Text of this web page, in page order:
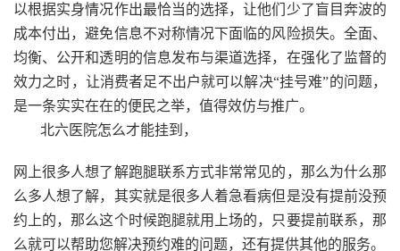
以根据实身情况作出最恰当的选择，让他们少了盲目奔波的
成本付出，避免信息不对称情况下面临的风险损失。全面、
均衡、公开和透明的信息发布与渠道选择，在强化了监督的
效力之时，让消费者足不出户就可以解决“挂号难”的问题，
是一条实实在在的便民之举，值得效仿与推广。
北六医院怎么才能挂到，
网上很多人想了解跑腿联系方式非常常见的，那么为什么那
么多人想了解，其实就是很多人着急看病但是没有提前没预
约上的，那么这个时候跑腿就用上场的，只要提前联系，那
么就可以帮助您解决预约难的问题，还有提供其他的服务。